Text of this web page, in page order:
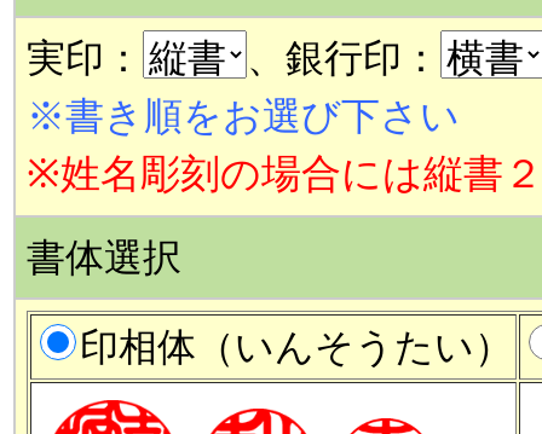
実印：
、銀行印：
※書き順をお選び下さい
※姓名彫刻の場合には縦書
書体選択
印相体（いんそうたい）